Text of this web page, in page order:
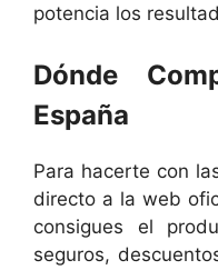
potencia los
Dónde
España
Para hacerte con
directo a la web
consigues el
seguros,